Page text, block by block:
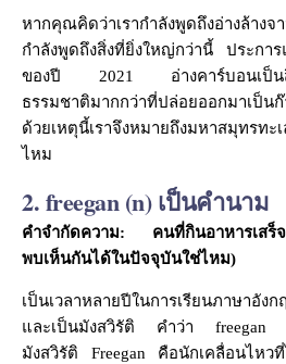
หากคุณคิดว่าเรากำลังพูดถึงอ่างล้า
กำลังพูดถึงสิ่งที่ยิ่งใหญ่กว่านี้ ประก
ของปี 2021 อ่างคาร์บอนเป็นสิ่
ธรรมชาติมากกว่าที่ปล่อยออกมาเป็น
ด้วยเหตุนี้เราจึงหมายถึงมหาสมุทรท
ไหม
2. freegan (n) เป็นคำนาม
คำจำกัดความ: คนที่กินอาหารเส
พบเห็นกันได้ในปัจจุบันใช่ไหม)
เป็นเวลาหลายปีในการเรียนภาษาอัง
และเป็นมังสวิรัติ คำว่า freegan เ
มังสวิรัติ Freegan คือนักเคลื่อนไหว